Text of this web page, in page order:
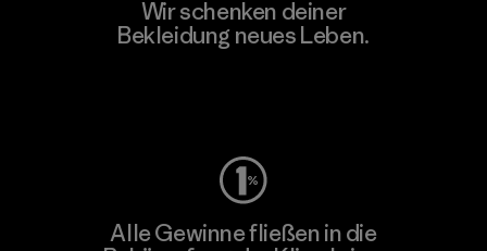
Wir schenken deiner
Bekleidung neues Leben.
Alle Gewinne fließen in die